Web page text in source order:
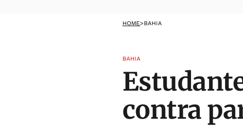
HOME>BAHIA
BAHIA
contra